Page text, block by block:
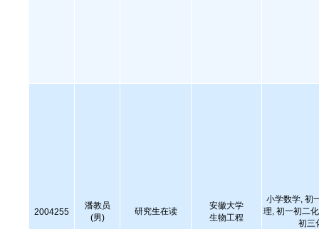
2004255
潘教员
(男)
研究生在读
安徽大学
生物工程
小学数学, 初
理, 初一初二
初三